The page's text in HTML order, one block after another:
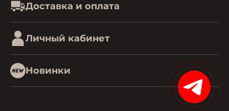
Доставка и оплата
Личный кабинет
Новинки
15%